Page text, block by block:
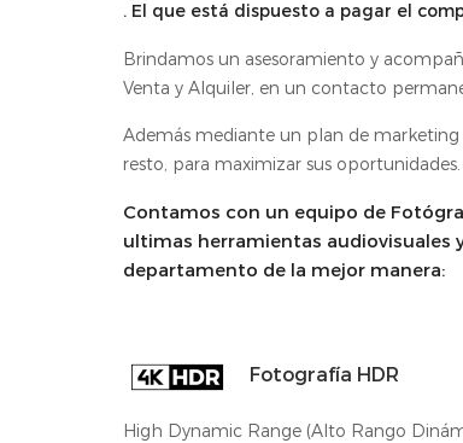
. El que está dispuesto a pagar el
Brindamos un asesoramiento y
Venta y Alquiler, en un contacto
Además mediante un plan de
resto, para maximizar sus oportunidades.
Contamos con un equipo de
ultimas herramientas audiovisuales
departamento de la mejor manera:
Fotografía HDR
High Dynamic Range (Alto Rango